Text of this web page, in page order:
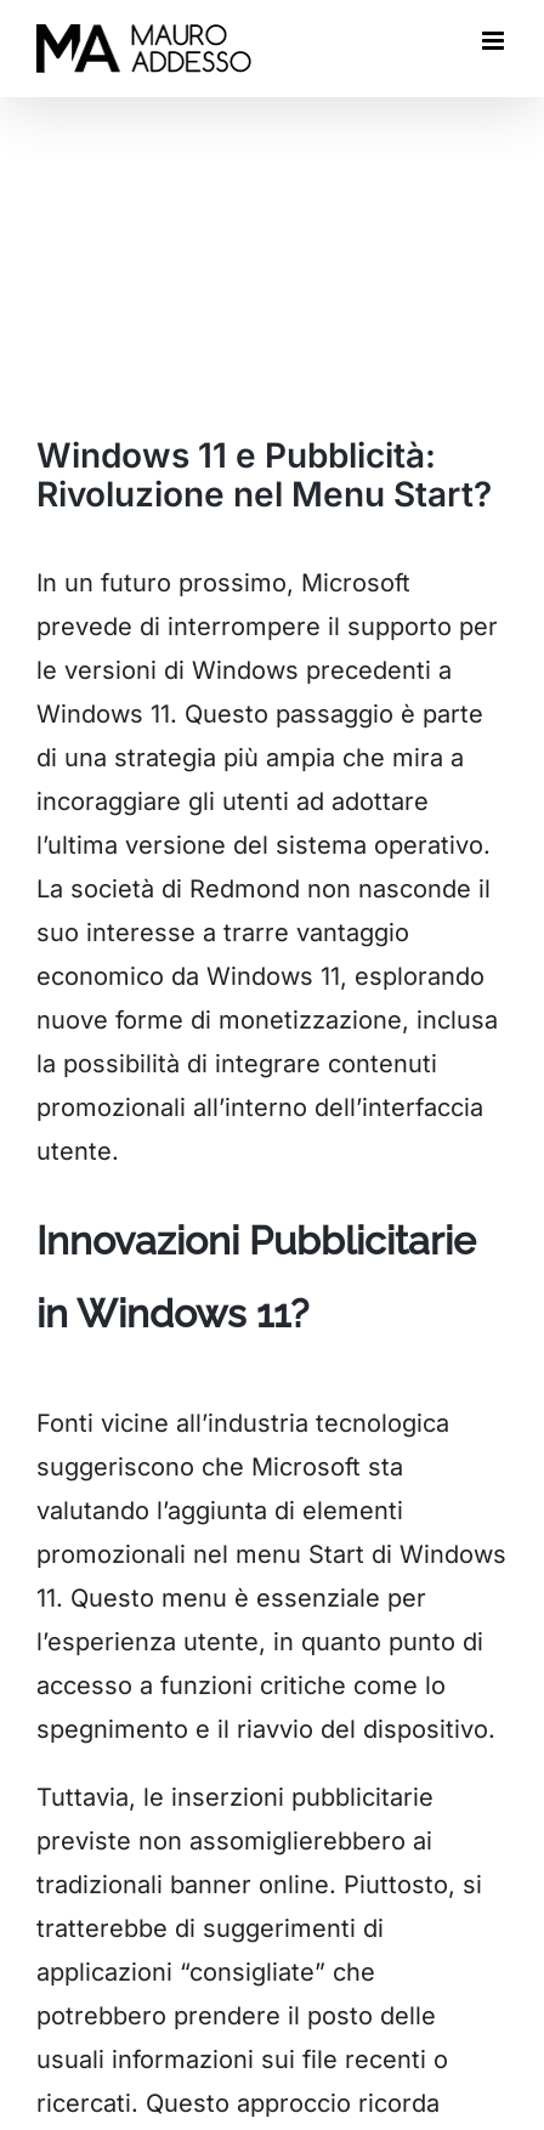
Windows 11 e Pubblicità:
Rivoluzione nel Menu Start?
In un futuro prossimo, Microsoft
prevede di interrompere il supporto per
le versioni di Windows precedenti a
Windows 11. Questo passaggio è parte
di una strategia più ampia che mira a
incoraggiare gli utenti ad adottare
l’ultima versione del sistema operativo.
La società di Redmond non nasconde il
suo interesse a trarre vantaggio
economico da Windows 11, esplorando
nuove forme di monetizzazione, inclusa
la possibilità di integrare contenuti
promozionali all’interno dell’interfaccia
utente.
Innovazioni Pubblicitarie
in Windows 11?
Fonti vicine all’industria tecnologica
suggeriscono che Microsoft sta
valutando l’aggiunta di elementi
promozionali nel menu Start di Windows
11. Questo menu è essenziale per
l’esperienza utente, in quanto punto di
accesso a funzioni critiche come lo
spegnimento e il riavvio del dispositivo.
Tuttavia, le inserzioni pubblicitarie
previste non assomiglierebbero ai
tradizionali banner online. Piuttosto, si
tratterebbe di suggerimenti di
applicazioni “consigliate” che
potrebbero prendere il posto delle
usuali informazioni sui file recenti o
ricercati. Questo approccio ricorda